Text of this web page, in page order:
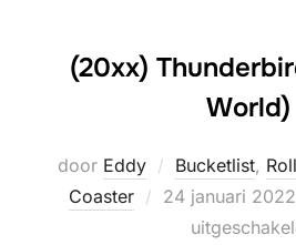
(20xx)
World)
door Eddy Bucketlist,
Coaster
Geplaatst
24 januari 2022